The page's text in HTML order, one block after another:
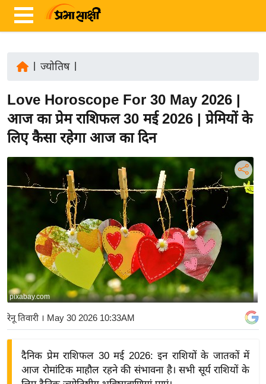
ज़ा
ख
ब
र
ष्ट्री
ष्ट्री
य
बि
ज़
ने
द्यो
ज्योतिष|
Love Horoscope For 30 May 2026 |
आज का प्रेम राशिफल 30 मई 2026 | प्रेमियों के
लिए कैसा रहेगा आज का दिन
pixabay.com
रेनू तिवारी । May 30 2026 10:33AM
दैनिक प्रेम राशिफल 30 मई 2026: इन राशियों के जातकों में
आज रोमांटिक माहौल रहने की संभावना है। सभी सूर्य राशियों के